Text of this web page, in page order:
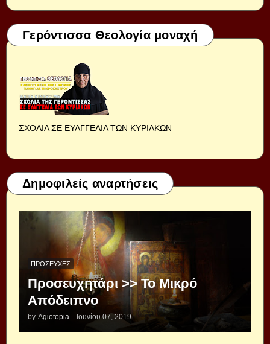
Γερόντισσα Θεολογία μοναχή
ΣΧΟΛΙΑ ΣΕ ΕΥΑΓΓΕΛΙΑ ΤΩΝ ΚΥΡΙΑΚΩΝ
Δημοφιλείς αναρτήσεις
ΠΡΟΣΕΥΧΈΣ
Προσευχητάρι >> Το Μικρό
Απόδειπνο
by Agiotopia - Ιουνίου 07, 2019